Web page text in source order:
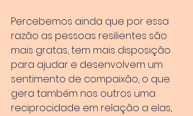
Percebemos ainda que por essa
razão as pessoas resilientes são
mais gratas, tem mais disposição
para ajudar e desenvolvem um
sentimento de compaixão, o que
gera também nos outros uma
reciprocidade em relação a elas,